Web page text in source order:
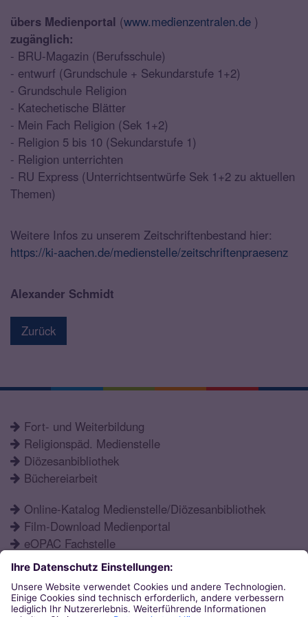
übers Medienportal (www.medienzentralen.de )
zugänglich:
- BRU-Magazin (Berufsschule)
- entwurf (Grundschule + Sekundarstufe 1+2)
- Grundschule Religion
- Katechetische Blätter
- Mein Fach Religion (Sek 1+2)
- Religion 5 bis 10 (Sekundarstufe 1)
- Religion unterrichten
- RU Express (Unterrichtsentwürfe Sek 1+2 zu aktuellen
Themen)
Weitere Infos zu unserem Zeitschriftenbestand hier:
https://ki-aachen.de/medienstelle/zeitschriftenpraesenz
Alexander Schmidt
Zurück
Fort- und Weiterbildung
Religionspäd. Medienstelle
Diözesanbibliothek
Büchereiarbeit
Online-Katalog Medienstelle/Diözesanbibliothek
Film-Download Medienportal
eOPAC Fachstelle
Fortbildungsprogramm
Schulformen
Öffnungszeiten